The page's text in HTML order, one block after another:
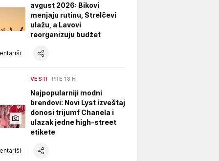
avgust 2026: Bikovi
menjaju rutinu, Strelčevi
ulažu, a Lavovi
reorganizuju budžet
VESTI PRE 18 H
Najpopularniji modni
brendovi: Novi Lyst izveštaj
donosi trijumf Chanela i
ulazak jedne high-street
etikete